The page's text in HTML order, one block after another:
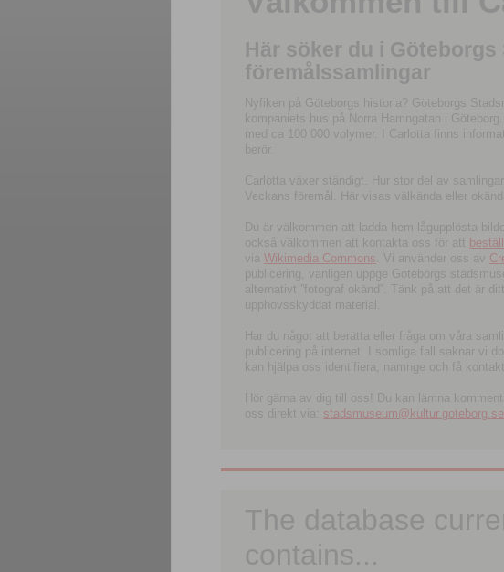
Här söker du i
föremålssamlingar
Nyfiken på Göteborgs historia? Göteborgs
kompaniets hus på Norra Hamngatan i
med ca 100 000 volymer. I Carlotta finns
berör.
Carlotta växer ständigt. Hur stor del av
Veckans föremål. Här visas välkända eller
Du är välkommen att ladda hem lågupplösta
också välkommen att kontakta oss för att
via Wikimedia Commons . Vi använder oss av
publicering, vänligen uppge Göteborgs
alternativt ”fotograf okänd”. Tänk på att det är
upphovsskyddat material.
Har du något att berätta eller fråga om våra
publicering på internet. I somliga fall saknar vi
kan hjälpa oss identifiera, namnge och få
Hör gärna av dig till oss! Du kan lämna
oss direkt via: stadsmuseum@kultur.goteborg.se
The database
contains...